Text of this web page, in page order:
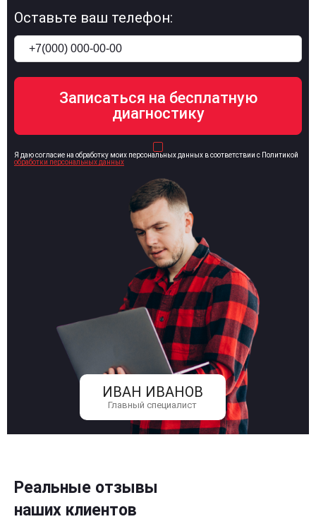
ИВАН ИВАНОВ
Главный специалист
Оставьте ваш телефон:
Я даю согласие на обработку моих персональных данных в соответствии с Политикой
обработки персональных данных
Реальные отзывы
наших клиентов